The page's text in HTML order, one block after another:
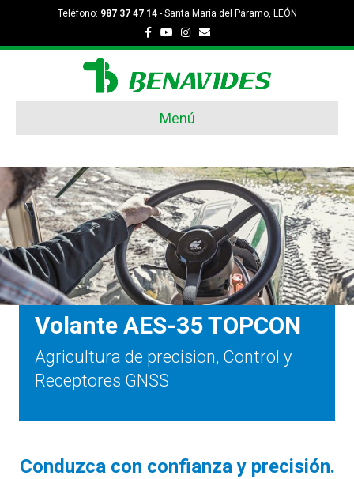
Teléfono: 987 37 47 14- Santa María del Páramo, LEÓN
FacebookYoutubeInstagram
Email
Menú
Volante AES-35 TOPCON
Agricultura de precision, Control y
Receptores GNSS
Conduzca con confianza y precisión.